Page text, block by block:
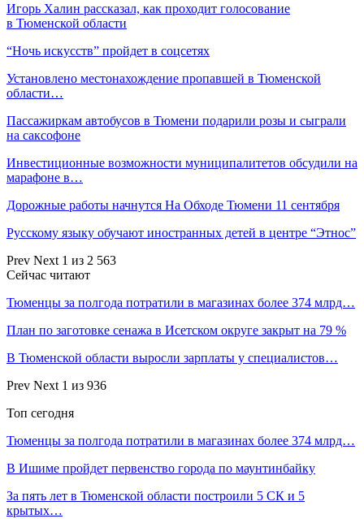
Игорь Халин рассказал, как проходит голосование
в Тюменской области
“Ночь искусств” пройдет в соцсетях
Установлено местонахождение пропавшей в Тюменской
области…
Пассажиркам автобусов в Тюмени подарили розы и сыграли
на саксофоне
Инвестиционные возможности муниципалитетов обсудили на
марафоне в…
Дорожные работы начнутся На Обходе Тюмени 11 сентября
Русскому языку обучают иностранных детей в центре “Этнос”
Prev Next 1 из 2 563
Сейчас читают
Тюменцы за полгода потратили в магазинах более 374 млрд…
План по заготовке сенажа в Исетском округе закрыт на 79 %
В Тюменской области выросли зарплаты у специалистов…
Prev Next 1 из 936
Топ сегодня
Тюменцы за полгода потратили в магазинах более 374 млрд…
В Ишиме пройдет первенство города по маунтинбайку
За пять лет в Тюменской области построили 5 СК и 5
крытых…